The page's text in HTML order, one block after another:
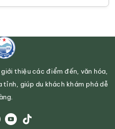
thiệu các điểm đến, văn hóa,
giúp du khách khám phá dễ